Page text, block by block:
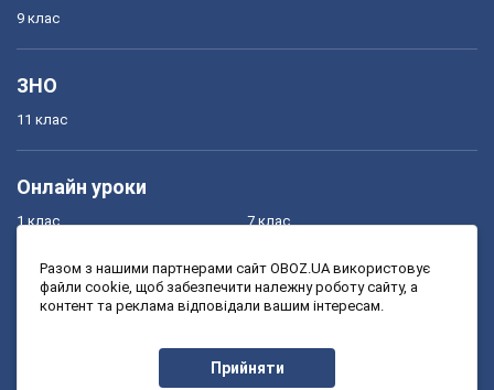
9 клас
ЗНО
11 клас
Онлайн уроки
1 клас
3 клас
7 клас
9 клас
Разом з нашими партнерами сайт OBOZ.UA використовує
файли cookie, щоб забезпечити належну роботу сайту, а
контент та реклама відповідали вашим інтересам.
Прийняти